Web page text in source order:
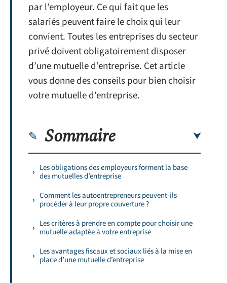
par l’employeur. Ce qui fait que les
salariés peuvent faire le choix qui leur
convient. Toutes les entreprises du secteur
privé doivent obligatoirement disposer
d’une mutuelle d’entreprise. Cet article
vous donne des conseils pour bien choisir
votre mutuelle d’entreprise.
Sommaire
Les obligations des employeurs forment la base
des mutuelles d’entreprise
Comment les autoentrepreneurs peuvent-ils
procéder à leur propre couverture ?
Les critères à prendre en compte pour choisir une
mutuelle adaptée à votre entreprise
Les avantages fiscaux et sociaux liés à la mise en
place d’une mutuelle d’entreprise